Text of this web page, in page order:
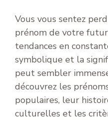
Vous vous sentez
prénom de votre
tendances en
symbolique et la
peut sembler
découvrez les
populaires, leur
culturelles et les